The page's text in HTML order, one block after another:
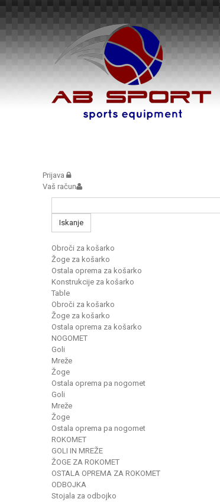
Prijava
Vaš račun
Iskanje
Obroči za košarko
Žoge za košarko
Ostala oprema za košarko
Konstrukcije za košarko
Table
Obroči za košarko
Žoge za košarko
Ostala oprema za košarko
NOGOMET
Goli
Mreže
Žoge
Ostala oprema pa nogomet
Goli
Mreže
Žoge
Ostala oprema pa nogomet
ROKOMET
GOLI IN MREŽE
ŽOGE ZA ROKOMET
OSTALA OPREMA ZA ROKOMET
ODBOJKA
Stojala za odbojko